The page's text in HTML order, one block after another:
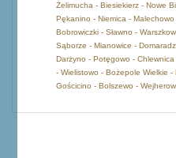
Żelimucha - Biesiekierz - Nowe
Pękanino - Niemica -
Bobrowiczki - Sławno -
Sąborze - Mianowice -
Darżyno - Potęgowo -
- Wielistowo - Bożepole Wielkie -
Gościcino - Bolszewo -